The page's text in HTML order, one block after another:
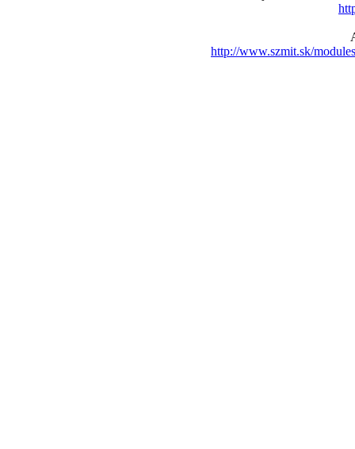
http://www.szmit.sk/